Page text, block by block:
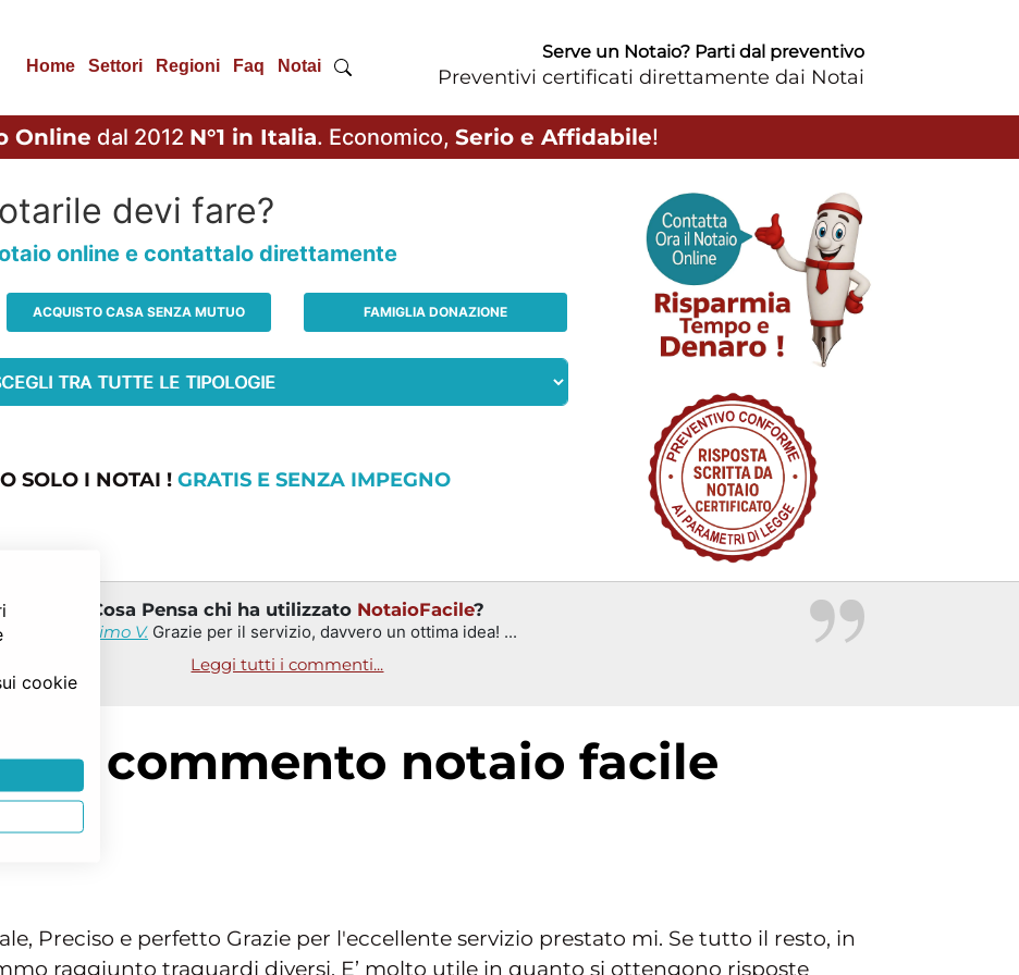
Home Settori Regioni Faq Notai
Serve un Notaio? Parti dal preventivo
Preventivi certificati direttamente dai Notai
Online dal 2012 N°1 in Italia. Economico, Serio e Affidabile!
devi fare?
online e contattalo direttamente
ACQUISTO CASA SENZA MUTUO FAMIGLIA DONAZIONE
SOLO I NOTAI ! GRATIS E SENZA IMPEGNO
Cosa Pensa chi ha utilizzato NotaioFacile?
Massimo V.Grazie per il servizio, davvero un ottima idea! ...
Leggi tutti i commenti...
Preciso e perfetto Grazie per l'eccellente servizio prestato mi. Se tutto il resto, in
raggiunto traguardi diversi. E’ molto utile in quanto si ottengono risposte
cookie